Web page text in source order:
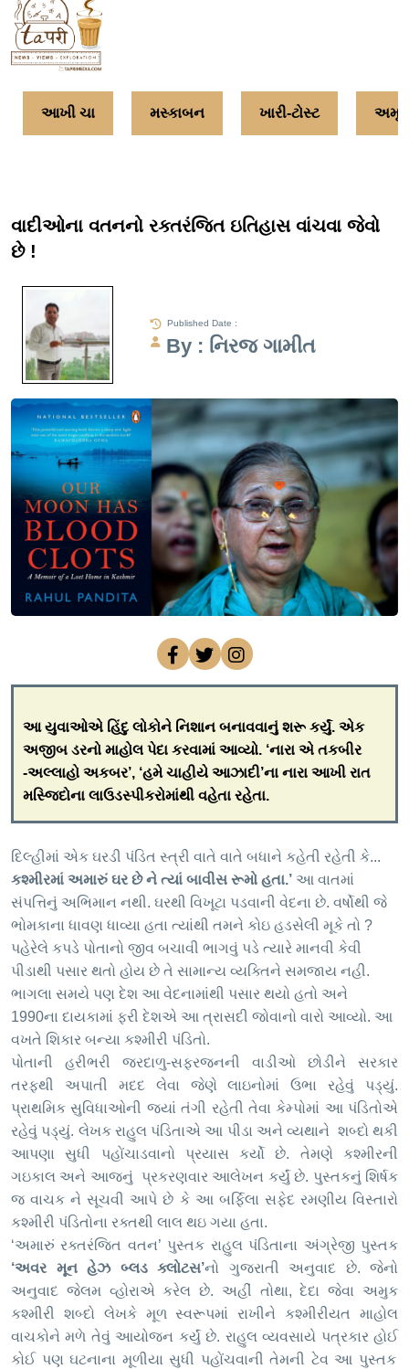
આખી ચા મસ્કાબન ખારી-ટોસ્ટ
વાદીઓના વતનનો રક્તરંજિત ઇતિહાસ વાંચવા જેવો
છે !
Published Date :
By : નિરજ ગામીત
આ યુવાઓએ હિંદુ લોકોને નિશાન બનાવવાનું શરૂ કર્યું. એક
અજીબ ડરનો માહોલ પેદા કરવામાં આવ્યો. ‘નારા એ તકબીર
-અલ્લાહો અકબર’, ‘હમે ચાહીયે આઝાદી’ના નારા આખી રાત
મસ્જિદોના લાઉડસ્પીકરોમાંથી વહેતા રહેતા.
દિલ્હીમાં એક ઘરડી પંડિત સ્ત્રી વાતે વાતે બધાને કહેતી રહેતી કે...
કશ્મીરમાં અમારું ઘર છે ને ત્યાં બાવીસ રૂમો હતા.’ આ વાતમાં
સંપત્તિનું અભિમાન નથી. ઘરથી વિખૂટા પડવાની વેદના છે. વર્ષોથી જે
ભોમકાના ધાવણ ધાવ્યા હતા ત્યાંથી તમને કોઇ હડસેલી મૂકે તો ?
પહેરેલે કપડે પોતાનો જીવ બચાવી ભાગવું પડે ત્યારે માનવી કેવી
પીડાથી પસાર થતો હોય છે તે સામાન્ય વ્યક્તિને સમજાય નહી.
ભાગલા સમયે પણ દેશ આ વેદનામાંથી પસાર થયો હતો અને
1990ના દાયકામાં ફરી દેશએ આ ત્રાસદી જોવાનો વારો આવ્યો. આ
વખતે શિકાર બન્યા કશ્મીરી પંડિતો.
પોતાની હરીભરી જરદાળુ-સફરજનની વાડીઓ છોડીને સરકાર
તરફથી અપાતી મદદ લેવા જેણે લાઇનોમાં ઉભા રહેવું પડ્યું.
પ્રાથમિક સુવિધાઓની જ્યાં તંગી રહેતી તેવા કેમ્પોમાં આ પંડિતોએ
રહેવું પડ્યું. લેખક રાહુલ પંડિતાએ આ પીડા અને વ્યથાને શબ્દો થકી
આપણા સુધી પહોંચાડવાનો પ્રયાસ કર્યો છે. તેમણે કશ્મીરની
ગઇકાલ અને આજનું પ્રકરણવાર આલેખન કર્યું છે. પુસ્તકનું શિર્ષક
જ વાચક ને સૂચવી આપે છે કે આ બર્ફિલા સફેદ રમણીય વિસ્તારો
કશ્મીરી પંડિતોના રક્તથી લાલ થઇ ગયા હતા.
‘અમારું રક્તરંજિત વતન’ પુસ્તક રાહુલ પંડિતાના અંગ્રેજી પુસ્તક
‘અવર મૂન હેઝ બ્લડ ક્લોટસ’નો ગુજરાતી અનુવાદ છે. જેનો
અનુવાદ જેલમ વ્હોરાએ કરેલ છે. અહીં તોથા, દેદા જેવા અમુક
કશ્મીરી શબ્દો લેખકે મૂળ સ્વરૂપમાં રાખીને કશ્મીરીયત માહોલ
વાચકોને મળે તેવું આયોજન કર્યું છે. રાહુલ વ્યવસાયે પત્રકાર હોઈ
કોઈ પણ ઘટનાના મૂળીયા સુધી પહોંચવાની તેમની ટેવ આ પુસ્તક